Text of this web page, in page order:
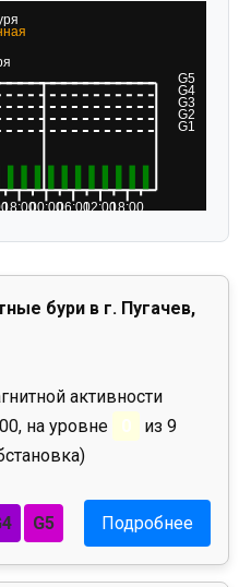
бури в г. Пугачев,
активности
на уровне
0
из 9
G5 Подробнее